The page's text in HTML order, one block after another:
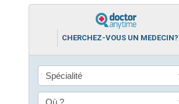
CHERCHEZ-VOUS UN MEDECIN?